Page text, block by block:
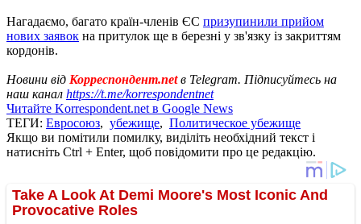
Нагадаємо, багато країн-членів ЄС призупинили прийом
нових заявок на притулок ще в березні у зв'язку із закриттям
кордонів.
Новини від Корреспондент.netв Telegram. Підписуйтесь на
наш канал https://t.me/korrespondentnet
Читайте Korrespondent.net в Google News
ТЕГИ: Евросоюз, убежище, Политическое убежище
Якщо ви помітили помилку, виділіть необхідний текст і
натисніть Ctrl + Enter, щоб повідомити про це редакцію.